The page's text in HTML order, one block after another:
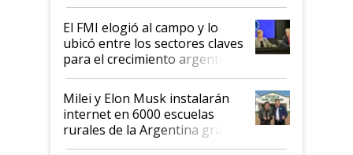
de Milei
El FMI elogió al campo y lo
ubicó entre los sectores claves
para el crecimiento argentino
Milei y Elon Musk instalarán
internet en 6000 escuelas
rurales de la Argentina gracias
a un acuerdo con Starlink